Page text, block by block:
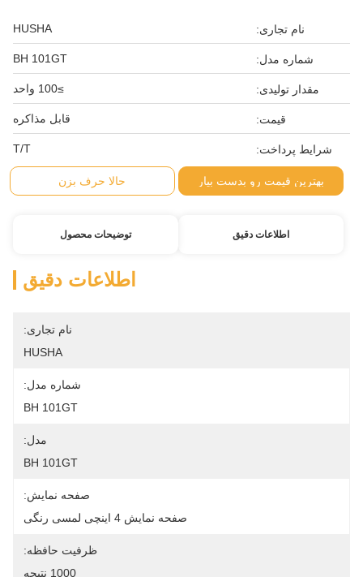
نام تجاری: HUSHA
شماره مدل: BH 101GT
مقدار تولیدی: ≥100 واحد
قیمت: قابل مذاکره
شرایط پرداخت: T/T
بهترین قیمت رو بدست بیار حالا حرف بزن
اطلاعات دقیق توضیحات محصول
اطلاعات دقیق
نام تجاری:
HUSHA
شماره مدل:
BH 101GT
مدل:
BH 101GT
صفحه نمایش:
صفحه نمایش 4 اینچی لمسی رنگی
ظرفیت حافظه:
1000 نتیجه